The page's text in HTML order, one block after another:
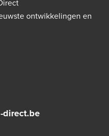
direct.be
ontwikkelingen en